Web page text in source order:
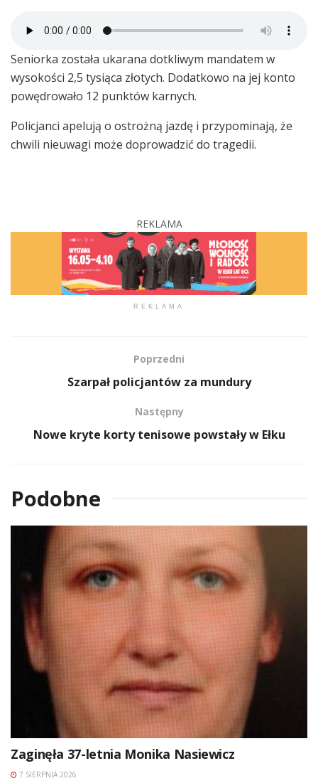
Seniorka została ukarana dotkliwym mandatem w
wysokości 2,5 tysiąca złotych. Dodatkowo na jej konto
powędrowało 12 punktów karnych.
Policjanci apelują o ostrożną jazdę i przypominają, że
chwili nieuwagi może doprowadzić do tragedii.
REKLAMA
REKLAMA
Poprzedni
Szarpał policjantów za mundury
Następny
Nowe kryte korty tenisowe powstały w Ełku
Podobne
Zaginęła 37-letnia Monika Nasiewicz
7 SIERPNIA 2026